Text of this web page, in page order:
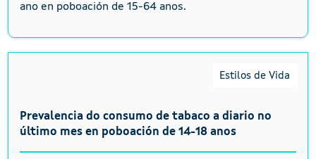
ano en poboación de 15-64 anos.
Estilos de Vida
Prevalencia do consumo de tabaco a diario no
último mes en poboación de 14-18 anos